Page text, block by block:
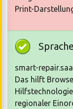
Print-
Sprache
smart-
Das hilft
regionaler